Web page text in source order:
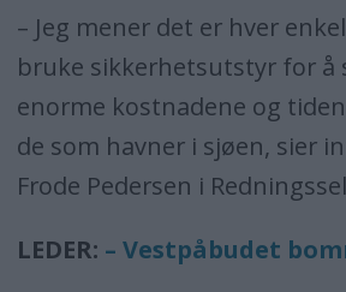
– Jeg mener det er hver
bruke sikkerhetsutstyr for å
enorme kostnadene og
de som havner i sjøen, sier
Frode Pedersen i
LEDER: – Vestpåbudet